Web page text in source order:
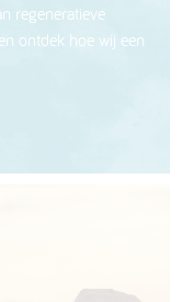
regeneratieve
ontdek hoe wij een